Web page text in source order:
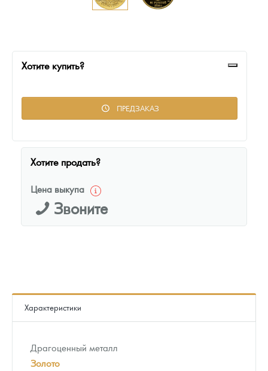
Хотите купить?
ПРЕДЗАКАЗ
Хотите продать?
Цена выкупа
Звоните
Характеристики
Драгоценный металл
Золото